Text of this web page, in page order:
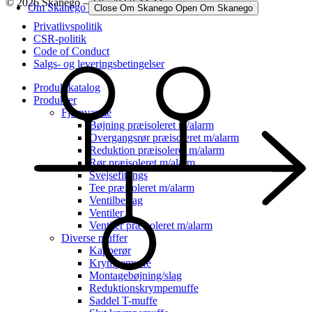
Om Skanego Close Om Skanego Open Om Skanego
Privatlivspolitik
CSR-politik
Code of Conduct
Salgs- og leveringsbetingelser
Produktkatalog
Produkter
Fjernvarme
Bøjning præisoleret m/alarm
Overgangsrør præisoleret m/alarm
Reduktion præisoleret m/alarm
Rør præisoleret m/alarm
Svejsefittings
Tee præisoleret m/alarm
Ventilbeslag
Ventiler
Ventiler præisoleret m/alarm
Diverse muffer
Kapperør
Krympemuffe
Montagebøjning/slag
Reduktionskrympemuffe
Saddel T-muffe